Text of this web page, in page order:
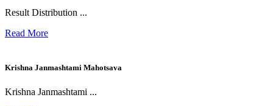
Result Distribution ...
Read More
Krishna Janmashtami Mahotsava
Krishna Janmashtami ...